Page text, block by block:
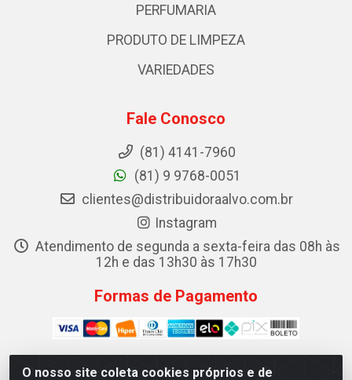
O nosso site coleta cookies próprios e de
PERFUMARIA
PRODUTO DE LIMPEZA
VARIEDADES
Fale Conosco
(81) 4141-7960
(81) 9 9768-0051
clientes@distribuidoraalvo.com.br
Instagram
Atendimento de segunda a sexta-feira das 08h às
12h e das 13h30 às 17h30
Formas de Pagamento